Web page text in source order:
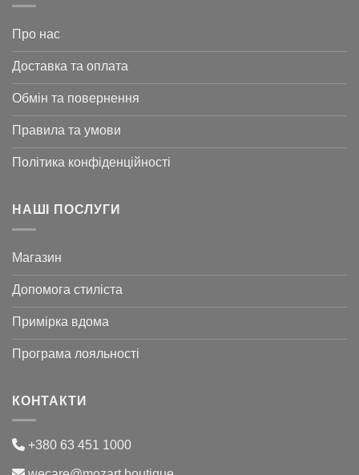
Про нас
Доставка та оплата
Обмін та повернення
Правила та умови
Політика конфіденційності
НАШІ ПОСЛУГИ
Магазин
Допомога стиліста
Примірка вдома
Програма лояльності
КОНТАКТИ
+380 63 451 1000